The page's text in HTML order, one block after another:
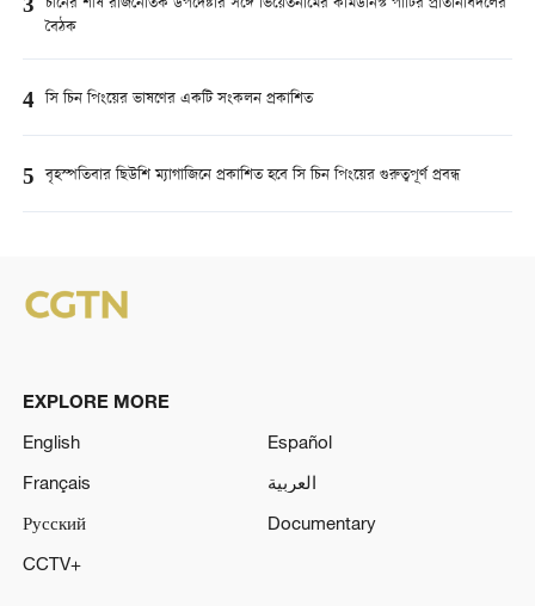
3
বৈঠক
4 সি চিন পিংয়ের ভাষণের একটি সংকলন প্রকাশিত
5 বৃহস্পতিবার ছিউশি ম্যাগাজিনে প্রকাশিত হবে সি চিন পিংয়ের গুরুত্বপূর্ণ প্রবন্ধ
EXPLORE MORE
English
Español
Français
العربية
Русский
Documentary
CCTV+